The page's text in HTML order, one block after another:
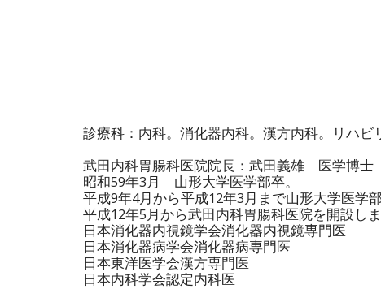
診療科：内科。消化器内科。漢方内科。リハビ
武田内科胃腸科医院院長：武田義雄 医学博士
昭和59年3月 山形大学医学部卒。
平成9年4月から平成12年3月まで山形大学医学
平成12年5月から武田内科胃腸科医院を開設しま
日本消化器内視鏡学会消化器内視鏡専門医
日本消化器病学会消化器病専門医
日本東洋医学会漢方専門医
日本内科学会認定内科医